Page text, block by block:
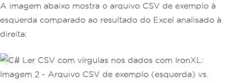
decimal price = row.Columns
{address}");
Console.WriteLine( $ "Description:
A imagem abaixo mostra o arquivo CSV de exemplo à
esquerda comparado ao resultado do Excel analisado à
direita: